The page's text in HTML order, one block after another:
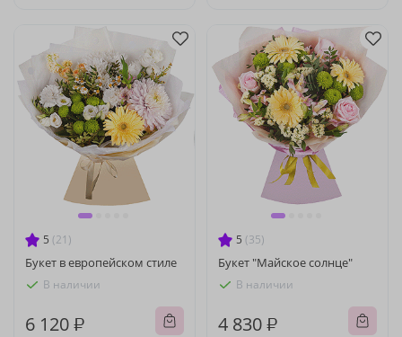
5 (21)
Букет в европейском стиле
В наличии
6 120 ₽
5 (35)
Букет "Майское солнце"
В наличии
4 830 ₽